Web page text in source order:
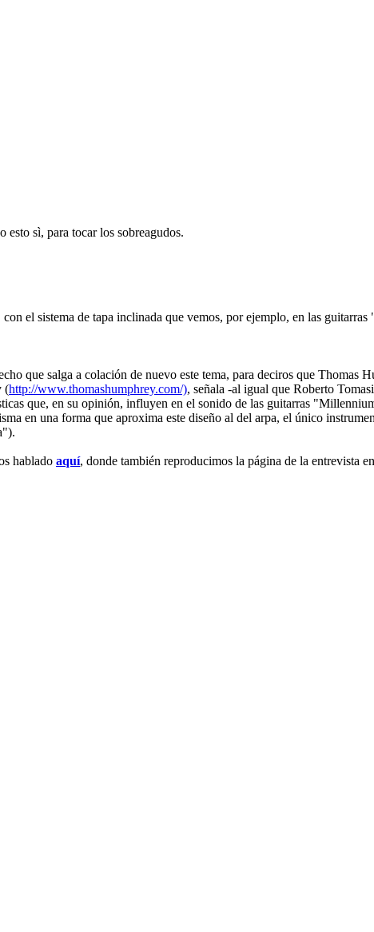
sì, para tocar los sobreagudos.
el sistema de tapa inclinada que vemos, por ejemplo, en las
que salga a colación de nuevo este tema, para deciros que Thomas
(http://www.thomashumphrey.com/), señala -al igual que Roberto
que, en su opinión, influyen en el sonido de las guitarras
en una forma que aproxima este diseño al del arpa, el único
hablado aquí, donde también reproducimos la página de la entrevista en